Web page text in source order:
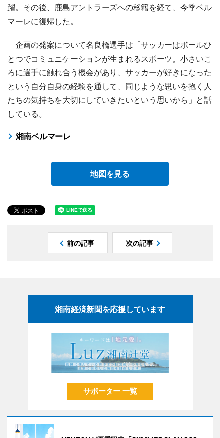
躍。その後、鹿島アントラーズへの移籍を経て、今季ベル
マーレに復帰した。
企画の発案について名良橋選手は「サッカーはボールひ
とつでコミュニケーションが生まれるスポーツ。小さいこ
ろに選手に触れ合う機会があり、サッカーが好きになった
という自分自身の経験を通して、同じような思いを抱く人
たちの気持ちを大切にしていきたいという思いから」と話
している。
湘南ベルマーレ
地図を見る
前の記事 次の記事
湘南経済新聞を応援しています
サポーター 一覧